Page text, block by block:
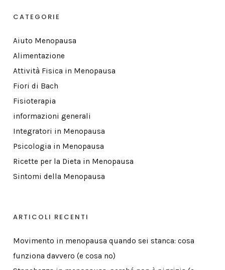
CATEGORIE
Aiuto Menopausa
Alimentazione
Attività Fisica in Menopausa
Fiori di Bach
Fisioterapia
informazioni generali
Integratori in Menopausa
Psicologia in Menopausa
Ricette per la Dieta in Menopausa
Sintomi della Menopausa
ARTICOLI RECENTI
Movimento in menopausa quando sei stanca: cosa
funziona davvero (e cosa no)